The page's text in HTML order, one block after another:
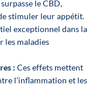
le CBD,
stimuler leur appétit.
exceptionnel dans la
les maladies
: Ces effets mettent
l’inflammation et les